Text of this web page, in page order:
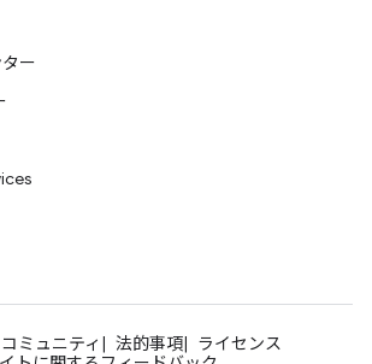
ー
コミュニティ 法的事項
ライセンス